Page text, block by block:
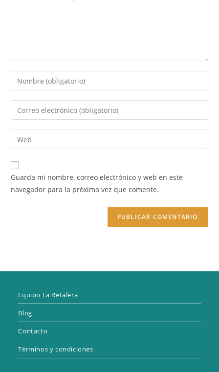
Introduce
tu
nombre
de
usuario
para
comentar
Introduce
tu
dirección
de
electrónico
para
comentar
Introduce
la
URL
de
Guarda mi nombre, correo electrónico y web en este
navegador para la próxima vez que comente.
Equipo La Retalera
Blog
Contacto
Términos y condiciones